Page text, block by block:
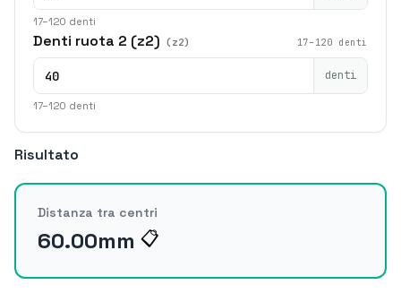
Risultato
Distanza tra centri
60.00mm 📋
17–120 denti
Denti ruota 2 (z2) (z2) 17–120 denti
denti
17–120 denti